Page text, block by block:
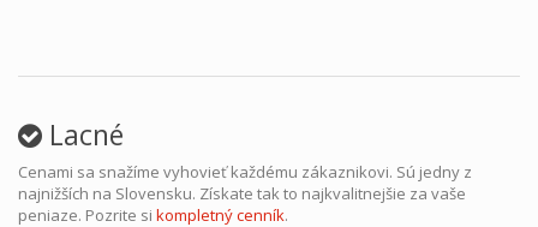
Lacné
Cenami sa snažíme vyhovieť každému zákaznikovi. Sú jedny z
najnižších na Slovensku. Získate tak to najkvalitnejšie za vaše
peniaze. Pozrite si kompletný cenník.